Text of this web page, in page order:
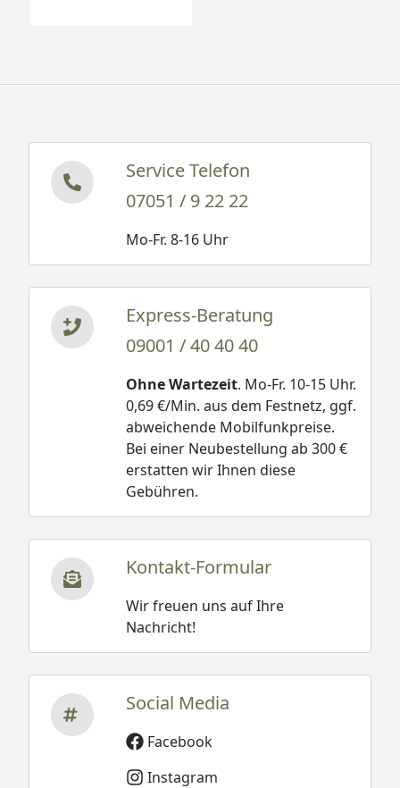
Service Telefon
07051 / 9 22 22
Mo-Fr. 8-16 Uhr
Express-Beratung
09001 / 40 40 40
Ohne Wartezeit. Mo-Fr. 10-15 Uhr.
0,69 €/Min. aus dem Festnetz, ggf.
abweichende Mobilfunkpreise.
Bei einer Neubestellung ab 300 €
erstatten wir Ihnen diese
Gebühren.
Kontakt-Formular
Wir freuen uns auf Ihre
Nachricht!
Social Media
Facebook
Instagram